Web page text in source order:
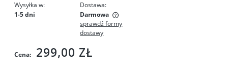
Wysyłka w:
1-5 dni
Dostawa:
Darmowa
Cena nie zawiera ewentualnych kosztów płatności
sprawdź formy
dostawy
Cena: 299,00 ZŁ